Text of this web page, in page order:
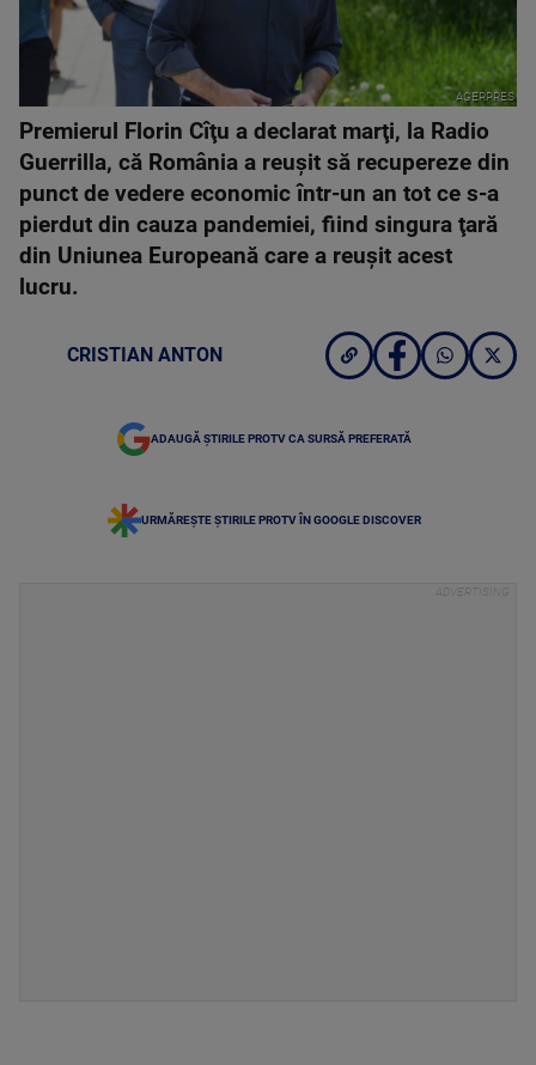
AGERPRES
Premierul Florin Cîţu a declarat marţi, la Radio
Guerrilla, că România a reuşit să recupereze din
punct de vedere economic într-un an tot ce s-a
pierdut din cauza pandemiei, fiind singura ţară
din Uniunea Europeană care a reuşit acest
lucru.
CRISTIAN ANTON
ADAUGĂ ȘTIRILE PROTV CA SURSĂ PREFERATĂ
URMĂREȘTE ȘTIRILE PROTV ÎN GOOGLE DISCOVER